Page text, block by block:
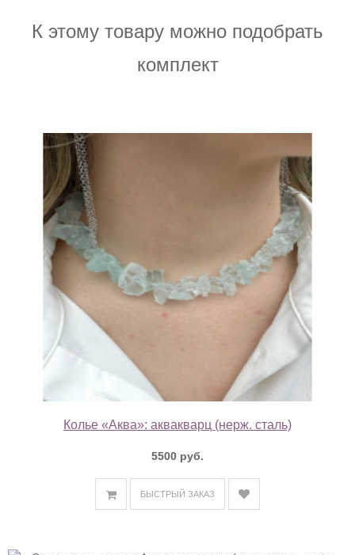
К этому товару можно подобрать
комплект
Колье «Аква»: аквакварц (нерж. сталь)
5500 руб.
БЫСТРЫЙ ЗАКАЗ